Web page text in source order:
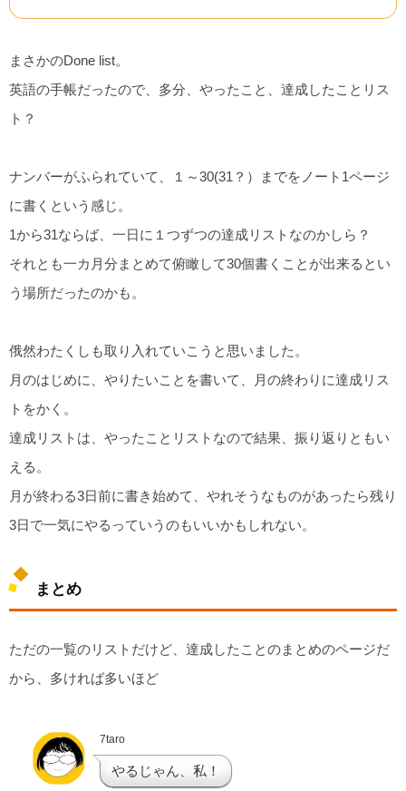
まさかのDone list。
英語の手帳だったので、多分、やったこと、達成したことリス
ト？
ナンバーがふられていて、１～30(31？）までをノート1ページ
に書くという感じ。
1から31ならば、一日に１つずつの達成リストなのかしら？
それとも一カ月分まとめて俯瞰して30個書くことが出来るとい
う場所だったのかも。
俄然わたくしも取り入れていこうと思いました。
月のはじめに、やりたいことを書いて、月の終わりに達成リス
トをかく。
達成リストは、やったことリストなので結果、振り返りともい
える。
月が終わる3日前に書き始めて、やれそうなものがあったら残り
3日で一気にやるっていうのもいいかもしれない。
まとめ
ただの一覧のリストだけど、達成したことのまとめのページだ
から、多ければ多いほど
7taro
やるじゃん、私！